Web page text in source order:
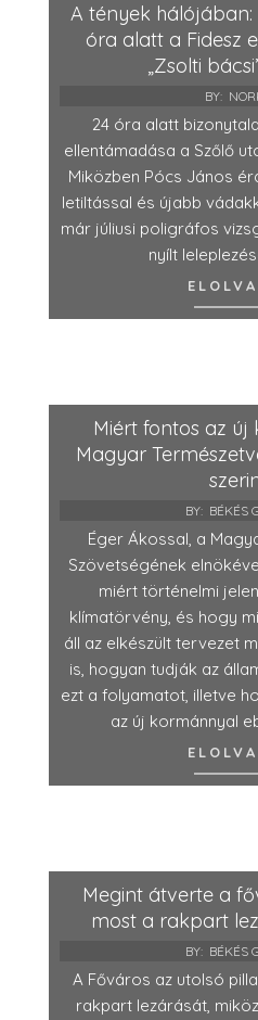
A tények
óra alatt a Fidesz
„Zsolti
BY:
24 óra alatt
ellentámadása a Szőlő
Miközben Pócs János
letiltással és újabb
már júliusi poligráfos
nyílt
Miért fontos az
Magyar
BY: BÉKÉS
Éger Ákossal, a
Szövetségének
miért történelmi
klímatörvény, és hogy
áll az elkészült tervezet
is, hogyan tudják az
ezt a folyamatot, illetve
az új kormánnyal
Megint átverte a
most a rakpart
BY: BÉKÉS
A Főváros az utolsó
rakpart lezárását,